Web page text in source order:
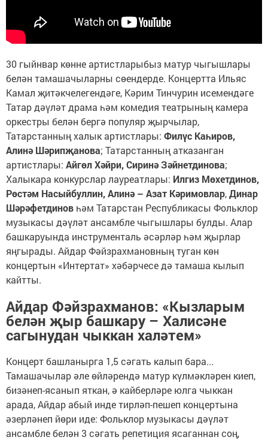
30 гыйнвар көнне артистларыбыз матур чыгышлары
белән тамашачыларны сөендерде. Концертта Ильяс
Камал җитәкчелегендәге, Кәрим Тинчурин исемендәге
Татар дәүләт драма һәм комедия театрының камера
оркестры белән бергә популяр җырчылар,
Татарстанның халык артистлары: Филүс Каһиров,
Алинә Шәрипҗанова; Татарстанның атказанган
артистлары: Айгөл Хәйри, Сиринә Зәйнетдинова;
Халыкара конкурслар лауреатлары: Илгиз Мөхетдинов,
Рөстәм Насыйбуллин, Алинә– Азат Кәримовлар,Динар
Шәрәфетдинов һәм Татарстан Республикасы Фольклор
музыкасы дәүләт ансамбле чыгышлары булды. Алар
башкаруында инструменталь әсәрләр һәм җырлар
яңгырады. Айдар Фәйзрахмановның туган көн
концертын «Интертат» хәбәрчесе дә тамаша кылып
кайтты.
Айдар Фәйзрахманов: «Кызларым
белән җыр башкару – Халисәне
сагынудан чыккан халәтем»
Концерт башланырга 1,5 сәгать калып бара...
Тамашачылар әле өйләрендә матур күлмәкләрен киеп,
бизәнеп-ясанып яткан, ә кайберләре юлга чыккан
арада, Айдар абый инде тирләп-пешеп концертына
әзерләнеп йөри иде: Фольклор музыкасы дәүләт
ансамбле белән 3 сәгать репетиция ясаганнан соң,